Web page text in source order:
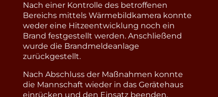
Nach einer Kontrolle des betroffenen
Bereichs mittels Wärmebildkamera konnte
weder eine Hitzeentwicklung noch ein
Brand festgestellt werden. Anschließend
wurde die Brandmeldeanlage
zurückgestellt.
Nach Abschluss der Maßnahmen konnte
die Mannschaft wieder in das Gerätehaus
einrücken und den Einsatz beenden.